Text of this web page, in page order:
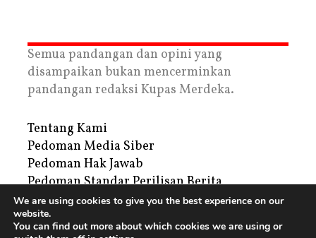
Semua pandangan dan opini yang
disampaikan bukan mencerminkan
pandangan redaksi Kupas Merdeka.
Tentang Kami
Pedoman Media Siber
Pedoman Hak Jawab
Pedoman Standar Perilisan Berita
Privacy Policy
Periklanan
We are using cookies to give you the best experience on our
website.
You can find out more about which cookies we are using or